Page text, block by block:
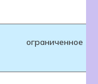
ограниченное